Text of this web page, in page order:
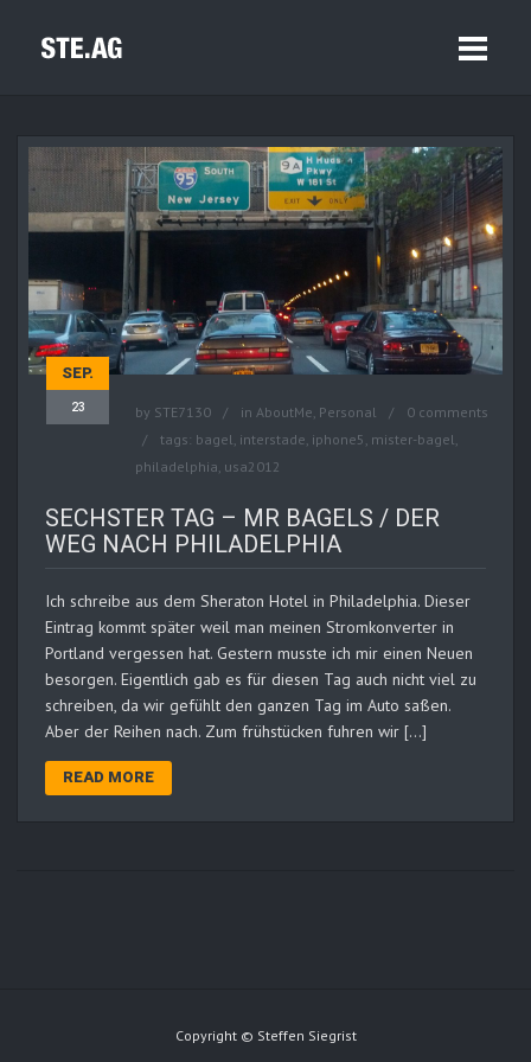
SEP.
23 by STE7130 in AboutMe, Personal
0 comments
tags: bagel, interstade, iphone5 , mister-bagel,
philadelphia, usa2012
SECHSTER TAG – MR BAGELS / DER
WEG NACH PHILADELPHIA
Ich schreibe aus dem Sheraton Hotel in Philadelphia. Dieser
Eintrag kommt später weil man meinen Stromkonverter in
Portland vergessen hat. Gestern musste ich mir einen Neuen
besorgen. Eigentlich gab es für diesen Tag auch nicht viel zu
schreiben, da wir gefühlt den ganzen Tag im Auto saßen.
Aber der Reihen nach. Zum frühstücken fuhren wir […]
READ MORE
Copyright © Steffen Siegrist